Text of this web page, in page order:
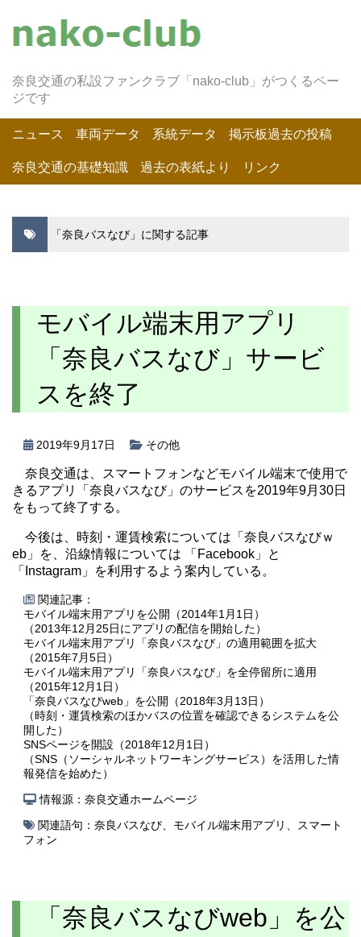
奈良交通の私設ファンクラブ「nako-club」がつくるペー
ジです
ニュース 車両データ 系統データ 掲示板過去の投稿
奈良交通の基礎知識 過去の表紙より リンク
「奈良バスなび」に関する記事
モバイル端末用アプリ
「奈良バスなび」サービ
スを終了
2019年9月17日 その他
奈良交通は、スマートフォンなどモバイル端末で使用で
きるアプリ「奈良バスなび」のサービスを2019年9月30日
をもって終了する。
今後は、時刻・運賃検索については「奈良バスなびｗ
eb」を、沿線情報については 「Facebook」と
「Instagram」を利用するよう案内している。
関連記事：
モバイル端末用アプリを公開（2014年1月1日）
（2013年12月25日にアプリの配信を開始した）
モバイル端末用アプリ「奈良バスなび」の適用範囲を拡大
（2015年7月5日）
モバイル端末用アプリ「奈良バスなび」を全停留所に適用
（2015年12月1日）
「奈良バスなびweb」を公開（2018年3月13日）
（時刻・運賃検索のほかバスの位置を確認できるシステムを公
開した）
SNSページを開設（2018年12月1日）
（SNS（ソーシャルネットワーキングサービス）を活用した情
報発信を始めた）
情報源：奈良交通ホームページ
関連語句： 奈良バスなび モバイル端末用アプリ
スマート
フォン
「奈良バスなびweb」を公